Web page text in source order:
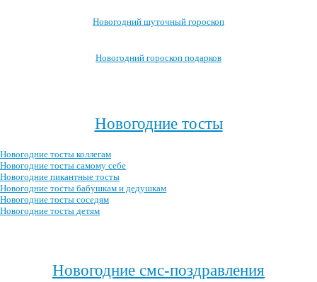
Новогодний шуточный гороскоп
Новогодний гороскоп подарков
Новогодние тосты
Новогодние тосты коллегам
Новогодние тосты самому себе
Новогодние пикантные тосты
Новогодние тосты бабушкам и дедушкам
Новогодние тосты соседям
Новогодние тосты детям
Новогодние смс-поздравления